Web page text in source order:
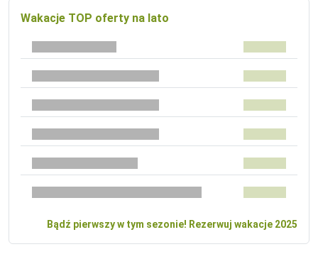
Wakacje TOP oferty na lato
Bądź pierwszy w tym sezonie! Rezerwuj wakacje 2025